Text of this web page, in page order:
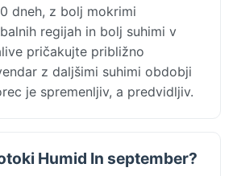
dneh, z bolj mokrimi
regijah in bolj suhimi v
pričakujte približno
z daljšimi suhimi obdobji
je spremenljiv, a predvidljiv.
Humid In september?